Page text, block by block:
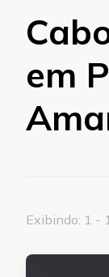
em
Exibindo: 1 -